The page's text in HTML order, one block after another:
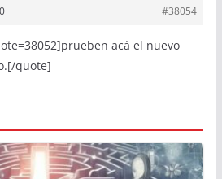
#38054
acá el nuevo
quote]